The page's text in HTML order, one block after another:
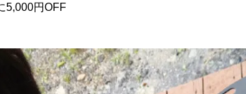
5,000円OFF